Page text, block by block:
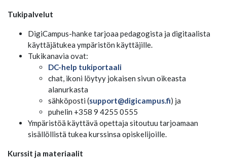
Tukipalvelut
DigiCampus-hanke tarjoaa pedagogista ja digitaalista
käyttäjätukea ympäristön käyttäjille.
Tukikanavia ovat:
DC-help tukiportaali
chat, ikoni löytyy jokaisen sivun oikeasta
alanurkasta
sähköposti (support@digicampus.fi) ja
puhelin +358 9 4255 0555
Ympäristöä käyttävä opettaja sitoutuu tarjoamaan
sisällöllistä tukea kurssinsa opiskelijoille.
Kurssit ja materiaalit